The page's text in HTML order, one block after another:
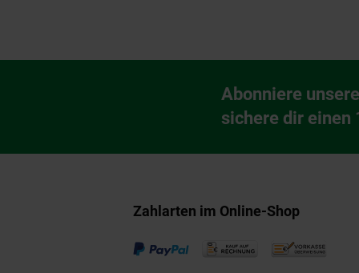
Newsletter
Abonniere
sichere dir einen
Zahlarten im Online-Shop